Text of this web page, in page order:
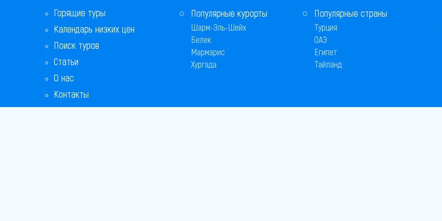
Горящие туры
Календарь низких цен
Поиск туров
Статьи
О нас
Контакты
Популярные курорты
Шарм-Эль-Шейх
Белек
Мармарис
Хургада
Популярные страны
Турция
ОАЭ
Египет
Тайланд